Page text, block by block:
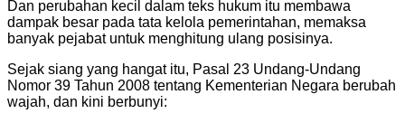
Dan perubahan kecil dalam teks hukum itu membawa
dampak besar pada tata kelola pemerintahan, memaksa
banyak pejabat untuk menghitung ulang posisinya.
Sejak siang yang hangat itu, Pasal 23 Undang-Undang
Nomor 39 Tahun 2008 tentang Kementerian Negara berubah
wajah, dan kini berbunyi: